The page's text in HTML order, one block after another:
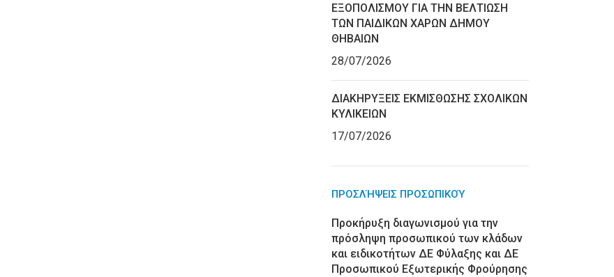
ΕΞΟΠΟΛΙΣΜΟΥ ΓΙΑ ΤΗΝ ΒΕΛΤΙΩΣΗ
ΤΩΝ ΠΑΙΔΙΚΩΝ ΧΑΡΩΝ ΔΗΜΟΥ
ΘΗΒΑΙΩΝ
28/07/2026
ΔΙΑΚΗΡΥΞΕΙΣ ΕΚΜΙΣΘΩΣΗΣ ΣΧΟΛΙΚΩΝ
ΚΥΛΙΚΕΙΩΝ
17/07/2026
ΠΡΟΣΛΉΨΕΙΣ ΠΡΟΣΩΠΙΚΟΎ
Προκήρυξη διαγωνισμού για την
πρόσληψη προσωπικού των κλάδων
και ειδικοτήτων ΔΕ Φύλαξης και ΔΕ
Προσωπικού Εξωτερικής Φρούρησης